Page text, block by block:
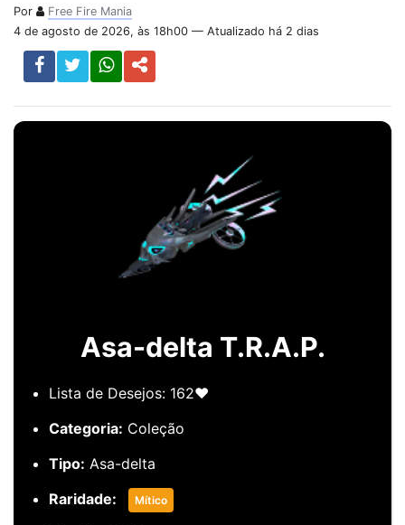
Por
Free Fire Mania
4 de agosto de 2026, às 18h00 — Atualizado há 2 dias
Asa-delta T.R.A.P.
Lista de Desejos: 162❤️
Categoria: Coleção
Tipo: Asa-delta
Raridade:
Mítico